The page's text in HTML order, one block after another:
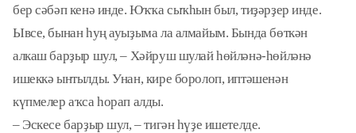
бер сәбәп кенә инде. Юҡҡа сыҡһын был, тиҙәр­ҙер инде.
Ывсе, бынан һуң ауыҙыма ла алмайым. Бында бөткән
алкаш барҙыр шул, – Хәйруш шулай һөйләнә-һөйләнә
ишеккә ынтылды. Унан, кире боролоп, иптә­ше­нән
күпмелер аҡса һорап алды.
– Эскесе барҙыр шул, – тигән һүҙе ишетелде.